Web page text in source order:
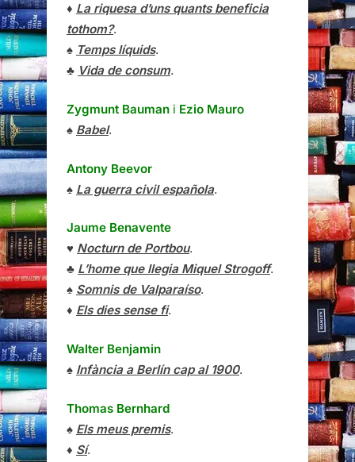
♦ La riquesa d’uns quants beneficia
tothom?.
♠ Temps líquids.
♣ Vida de consum.
Zygmunt Bauman i Ezio Mauro
♠ Babel.
Antony Beevor
♠ La guerra civil española.
Jaume Benavente
♥ Nocturn de Portbou.
♣ L’home que llegia Miquel Strogoff.
♠ Somnis de Valparaíso.
♦ Els dies sense fi.
Walter Benjamin
♠ Infància a Berlín cap al 1900.
Thomas Bernhard
♠ Els meus premis.
♦ Sí.